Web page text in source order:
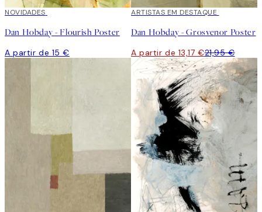
NOVIDADES
Dan Hobday - Flourish Poster
A partir de 15 €
40%*
ARTISTAS EM DESTAQUE
Dan Hobday - Grosvenor Poster
A partir de 13,17 €21,95 €